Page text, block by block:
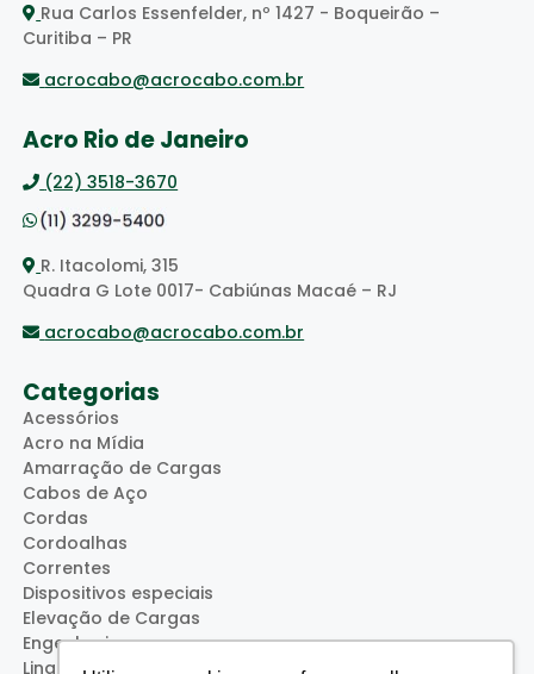
Rua Carlos Essenfelder, nº 1427 - Boqueirão –
Curitiba – PR
acrocabo@acrocabo.com.br
Acro Rio de Janeiro
(22) 3518-3670
R. Itacolomi, 315
Quadra G Lote 0017- Cabiúnas Macaé – RJ
acrocabo@acrocabo.com.br
Categorias
Acessórios
Acro na Mídia
Amarração de Cargas
Cabos de Aço
Cordas
Cordoalhas
Correntes
Dispositivos especiais
Elevação de Cargas
Engenharia
Lingas